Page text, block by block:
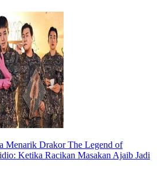
Menarik Drakor The Legend of
Ketika Racikan Masakan Ajaib Jadi